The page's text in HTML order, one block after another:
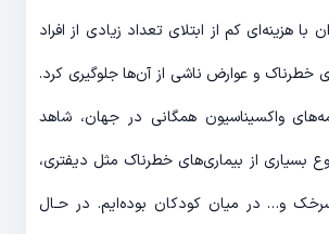
با هزینه‌ای کم از ابتلای تعداد زیادی از افراد
خطرناک و عوارض ناشی از آن‌ها جلوگیری کرد.
واکسیناسیون همگانی در جهان، شاهد
از بیماری‌های خطرناک مثل دیفتری،
سرخک و… در میان کودکان بوده‌ایم. در حـال